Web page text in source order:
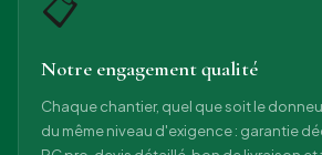
Notre engagement qualité
Chaque chantier, quel que soit le
du même niveau d'exigence : garantie